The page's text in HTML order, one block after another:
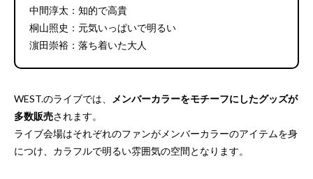
中間淳太：知的で高貴
桐山照史：元気いっぱいで明るい
濵田崇裕：落ち着いた大人
WEST.のライブでは、
メンバーカラーをモチーフにしたグッズが
多数販売されます。
ライブ会場はそれぞれのファンがメンバーカラーのアイテムを身
につけ、カラフルで明るい雰囲気の空間となります。